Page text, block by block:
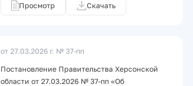
Просмотр Скачать
от 27.03.2026 г. № 37-пп
Постановление Правительства Херсонской
области от 27.03.2026 № 37-пп «Об